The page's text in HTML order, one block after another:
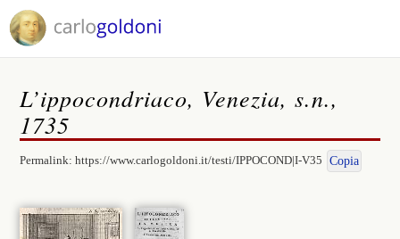
L’ippocondriaco, Venezia, s.n.,
1735
Permalink:https://www.carlogoldoni.it/testi/IPPOCOND|I-V35 Copia